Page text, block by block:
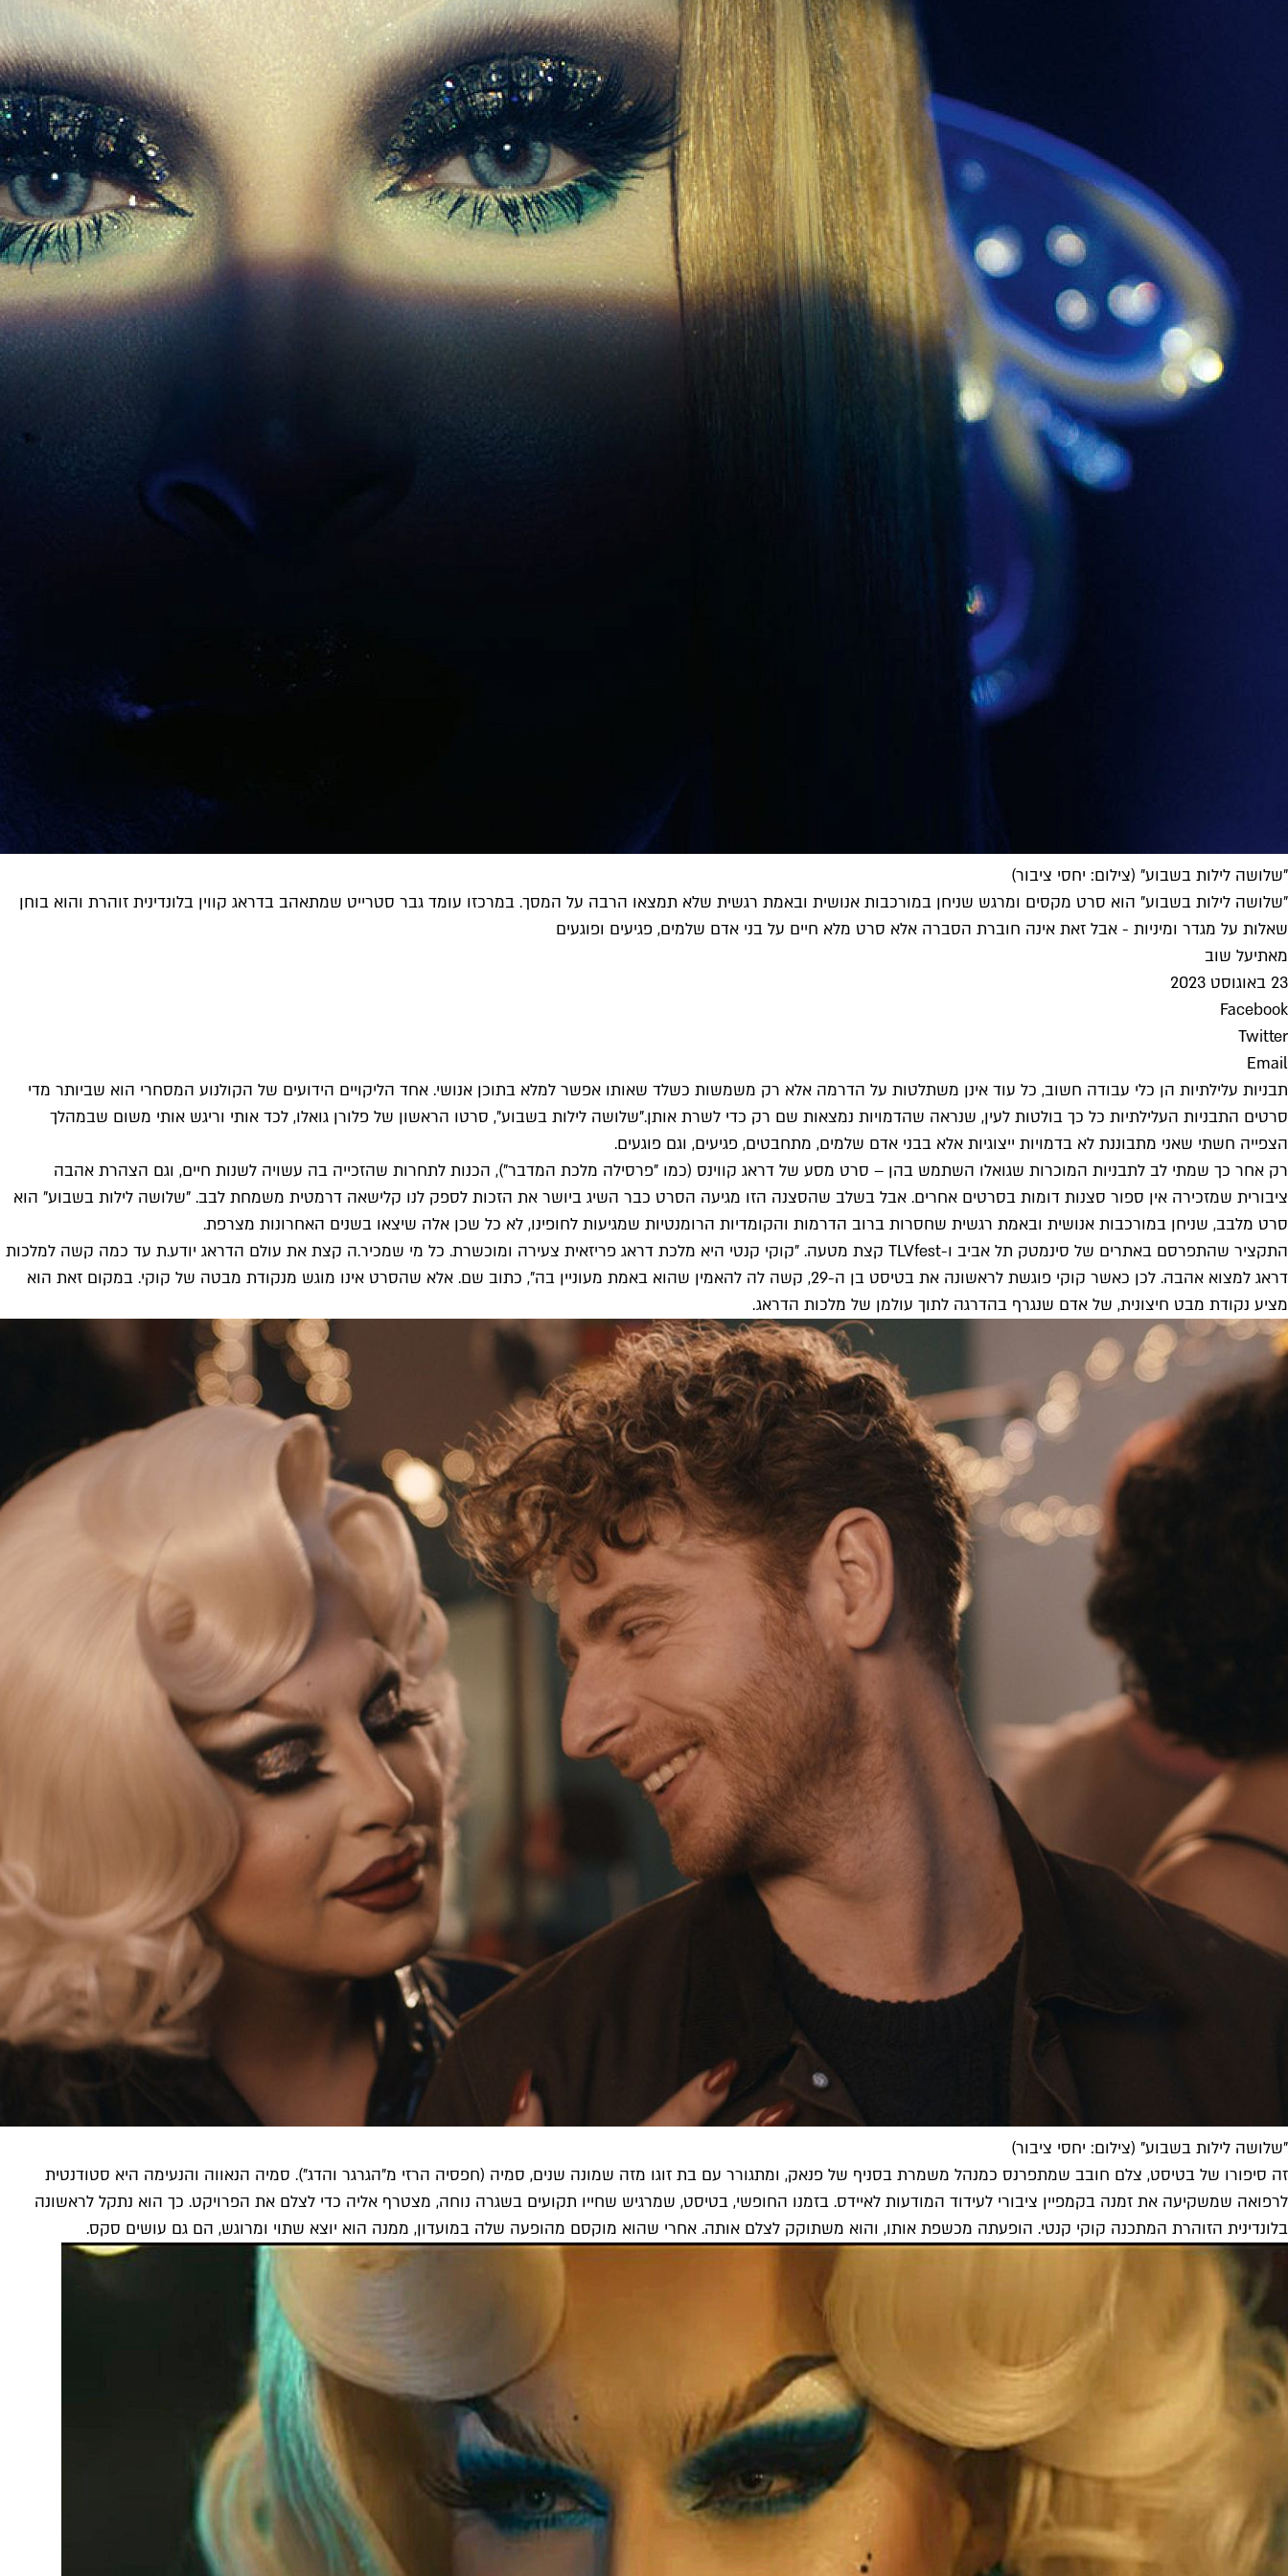
"שלושה לילות בשבוע" (צילום: יחסי ציבור)
"שלושה לילות בשבוע" הוא סרט מקסים ומרגש שניחן במורכבות אנושית ובאמת רגשית שלא תמצאו הרבה על המסך. במרכזו עומד גבר סטרייט שמתאהב בדראג קווין בלונדינית זוהרת והוא בוחן
שאלות על מגדר ומיניות - אבל זאת אינה חוברת הסברה אלא סרט מלא חיים על בני אדם שלמים, פגיעים ופוגעים
מאתיעל שוב
23 באוגוסט 2023
Facebook
Twitter
Email
תבניות עלילתיות הן כלי עבודה חשוב, כל עוד אינן משתלטות על הדרמה אלא רק משמשות כשלד שאותו אפשר למלא בתוכן אנושי. אחד הליקויים הידועים של הקולנוע המסחרי הוא שביותר מדי
סרטים התבניות העלילתיות כל כך בולטות לעין, שנראה שהדמויות נמצאות שם רק כדי לשרת אותן."שלושה לילות בשבוע", סרטו הראשון של פלורן גואלו, לכד אותי וריגש אותי משום שבמהלך
הצפייה חשתי שאני מתבוננת לא בדמויות ייצוגיות אלא בבני אדם שלמים, מתחבטים, פגיעים, וגם פוגעים.
רק אחר כך שמתי לב לתבניות המוכרות שגואלו השתמש בהן – סרט מסע של דראג קווינס (כמו "פרסילה מלכת המדבר"), הכנות לתחרות שהזכייה בה עשויה לשנות חיים, וגם הצהרת אהבה
ציבורית שמזכירה אין ספור סצנות דומות בסרטים אחרים. אבל בשלב שהסצנה הזו מגיעה הסרט כבר השיג ביושר את הזכות לספק לנו קלישאה דרמטית משמחת לבב. "שלושה לילות בשבוע" הוא
סרט מלבב, שניחן במורכבות אנושית ובאמת רגשית שחסרות ברוב הדרמות והקומדיות הרומנטיות שמגיעות לחופינו, לא כל שכן אלה שיצאו בשנים האחרונות מצרפת.
התקציר שהתפרסם באתרים של סינמטק תל אביב ו-TLVfest קצת מטעה. "קוקי קנטי היא מלכת דראג פריזאית צעירה ומוכשרת. כל מי שמכיר.ה קצת את עולם הדראג יודע.ת עד כמה קשה למלכות
דראג למצוא אהבה. לכן כאשר קוקי פוגשת לראשונה את בטיסט בן ה-29, קשה לה להאמין שהוא באמת מעוניין בה", כתוב שם. אלא שהסרט אינו מוגש מנקודת מבטה של קוקי. במקום זאת הוא
מציע נקודת מבט חיצונית, של אדם שנגרף בהדרגה לתוך עולמן של מלכות הדראג.
"שלושה לילות בשבוע" (צילום: יחסי ציבור)
זה סיפורו של בטיסט, צלם חובב שמתפרנס כמנהל משמרת בסניף של פנאק, ומתגורר עם בת זוגו מזה שמונה שנים, סמיה (חפסיה הרזי מ"הגרגר והדג"). סמיה הנאווה והנעימה היא סטודנטית
לרפואה שמשקיעה את זמנה בקמפיין ציבורי לעידוד המודעות לאיידס. בזמנו החופשי, בטיסט, שמרגיש שחייו תקועים בשגרה נוחה, מצטרף אליה כדי לצלם את הפרויקט. כך הוא נתקל לראשונה
בלונדינית הזוהרת המתכנה קוקי קנטי. הופעתה מכשפת אותו, והוא משתוקק לצלם אותה. אחרי שהוא מוקסם מהופעה שלה במועדון, ממנה הוא יוצא שתוי ומרוגש, הם גם עושים סקס.